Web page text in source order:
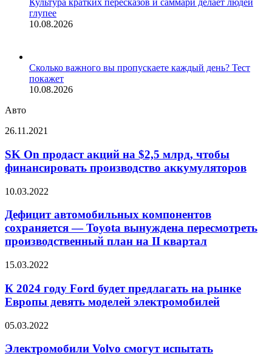
Культура кратких пересказов и саммари делает людей
глупее
10.08.2026
Сколько важного вы пропускаете каждый день? Тест
покажет
10.08.2026
Авто
SK
продаст
акций
на
млрд,
финансировать
производство
аккумуляторов
26.11.2021
SK On продаст акций на $2,5 млрд, чтобы
финансировать производство аккумуляторов
Дефицит
компонентов
сохраняется
—
Toyota
пересмотреть
план
на
квартал
10.03.2022
Дефицит автомобильных компонентов
сохраняется — Toyota вынуждена пересмотреть
производственный план на II квартал
К
году
Ford
будет
на
Европы
15.03.2022
К 2024 году Ford будет предлагать на рынке
Европы девять моделей электромобилей
Электромобили
смогут
05.03.2022
Электромобили Volvo смогут испытать